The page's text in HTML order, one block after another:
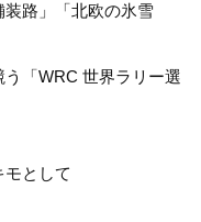
路」「北欧の氷雪
「WRC 世界ラリー選
として